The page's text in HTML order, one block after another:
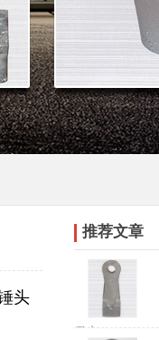
头
推荐文章
是主...